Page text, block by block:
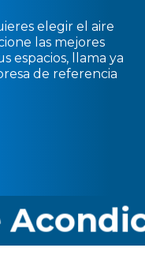
elegir el aire
las mejores
espacios, llama ya
de referencia